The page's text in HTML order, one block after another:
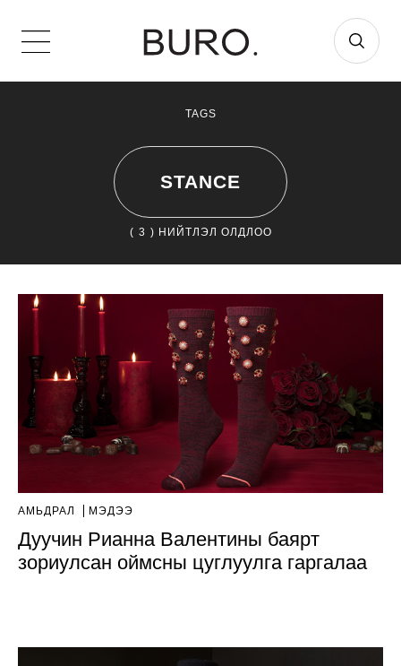
TAGS
STANCE
( 3 ) НИЙТЛЭЛ ОЛДЛОО
АМЬДРАЛ МЭДЭЭ
Дуучин Рианна Валентины баярт
зориулсан оймсны цуглуулга гаргалаа